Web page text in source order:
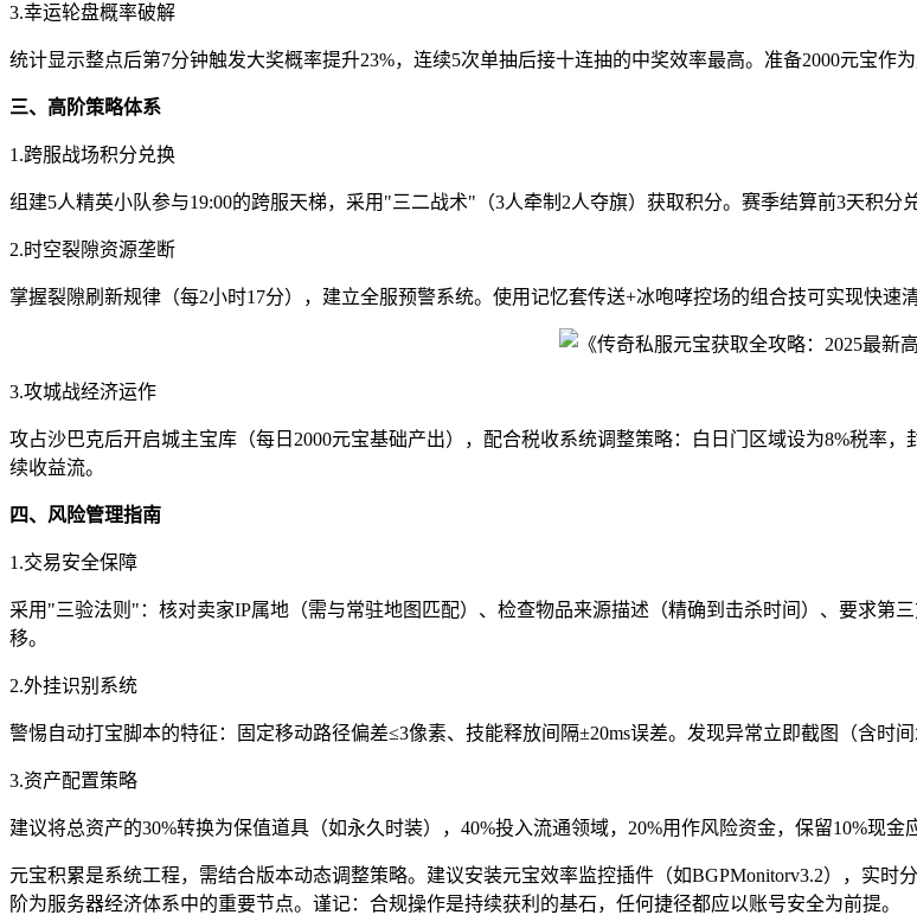
3.幸运轮盘概率破解
统计显示整点后第7分钟触发大奖概率提升23%，连续5次单抽后接十连抽的中奖效率最高。准备2000元宝作
三、高阶策略体系
1.跨服战场积分兑换
组建5人精英小队参与19:00的跨服天梯，采用"三二战术"（3人牵制2人夺旗）获取积分。赛季结算前3天积分
2.时空裂隙资源垄断
掌握裂隙刷新规律（每2小时17分），建立全服预警系统。使用记忆套传送+冰咆哮控场的组合技可实现快速
3.攻城战经济运作
攻占沙巴克后开启城主宝库（每日2000元宝基础产出），配合税收系统调整策略：白日门区域设为8%税率
续收益流。
四、风险管理指南
1.交易安全保障
采用"三验法则"：核对卖家IP属地（需与常驻地图匹配）、检查物品来源描述（精确到击杀时间）、要求第
移。
2.外挂识别系统
警惕自动打宝脚本的特征：固定移动路径偏差≤3像素、技能释放间隔±20ms误差。发现异常立即截图（含时
3.资产配置策略
建议将总资产的30%转换为保值道具（如永久时装），40%投入流通领域，20%用作风险资金，保留10%现
元宝积累是系统工程，需结合版本动态调整策略。建议安装元宝效率监控插件（如BGPMonitorv3.2），实
阶为服务器经济体系中的重要节点。谨记：合规操作是持续获利的基石，任何捷径都应以账号安全为前提。